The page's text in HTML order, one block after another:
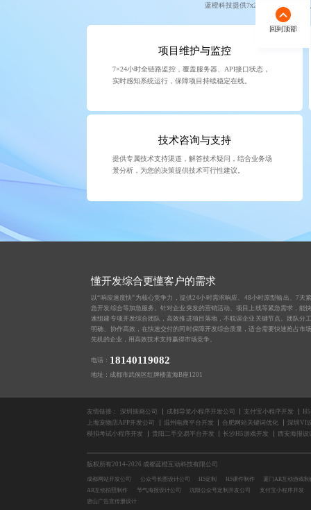
蓝橙科技提供7x24小时全链路监
项目维护与监控
7×24小时全链路监控，覆盖服务器、API接口状态，
实时感知系统运行，保障项目持续稳定在线。
技术咨询与支持
提供专属技术支持渠道，解答技术疑问，结合业务场
景分析，为您的决策提供技术可行性建议。
懂开发综合更懂客户的需求
以“响应速度快”为核心竞争力，提供24小时需求响应、48小时原型输出、7天
急开发综合等加急服务。针对企业突发的营销活动、项目上线等紧急需求，能
速组建专项开发综合团队，高效推进项目落地，不耽误企业关键节点。团队分
明确、协作高效，在快速交付的同时保障开发综合质量，适合需要快速抢占市
先机的企业，用高效技术支持赢得市场竞争。
电话： 18140119082
地址：成都市武侯区红牌楼蓝海B座1201
友情链接： 深圳插画公司 成都导览小程序开发公司 支付宝小程序开发
上海宠物店APP开发公司
温州电商平台开发 合肥网站关键词优化
深圳VI
模拟考试小程序开发
贵阳二手交易平台开发 长沙H5游戏开发 西安海报设
版权所有2014-2026 成都蓝橙互动科技有限公司
成都网站开发公司 公众号长图设计公司 H5定制 H5课件制作
厦门AR互动游戏制
AR互动拍照制作
节气海报设计公司 沈阳公众号定制开发公司
支付宝小程序开发
唐山广告宣传册设计
回到顶部